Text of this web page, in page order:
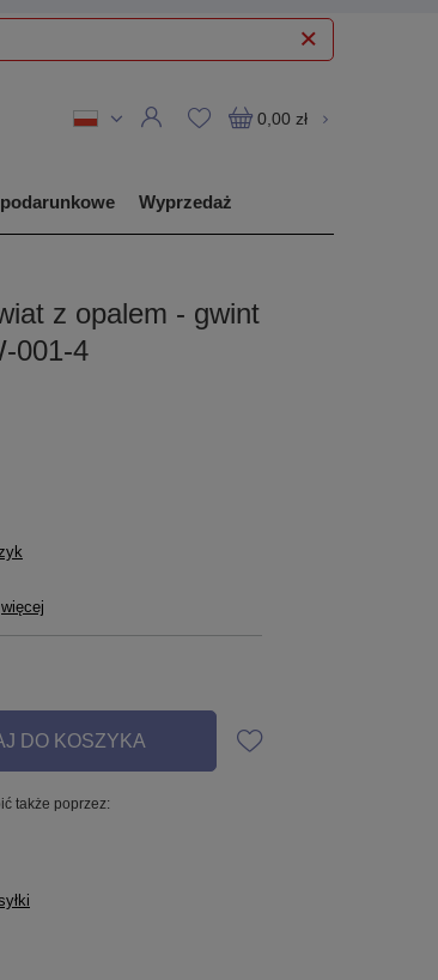
0,00 zł
Wyprzedaż
z opalem - gwint
001-4
więcej
DO KOSZYKA
także poprzez: